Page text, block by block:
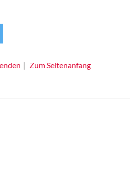
Zum Seitenanfang